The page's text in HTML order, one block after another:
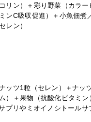
リン）＋彩り野菜（カラー
ンC吸収促進）＋小魚佃煮
レン）
ッツ1粒（セレン）＋ナッ
）＋果物（抗酸化ビタミ
プリやミオイノシトールサ